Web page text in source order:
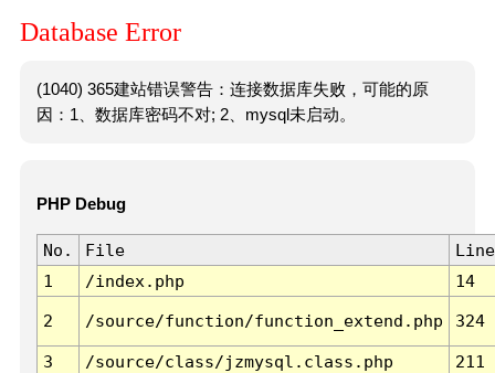
Database Error
(1040) 365建站错误警告：连接数据库失败，可能的原
因：1、数据库密码不对; 2、mysql未启动。
PHP Debug
No. File
Line
1
/index.php 14
2 /source/function/function_extend.php 324
3 /source/class/jzmysql.class.php
211